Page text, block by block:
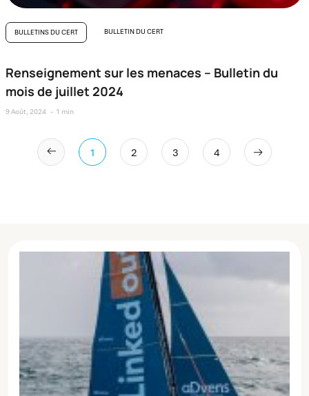
BULLETINS DU CERT BULLETIN DU CERT
Renseignement sur les menaces – Bulletin du
mois de juillet 2024
9 Août, 2024 1 min
1 2 3 4